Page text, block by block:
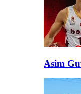
Asim